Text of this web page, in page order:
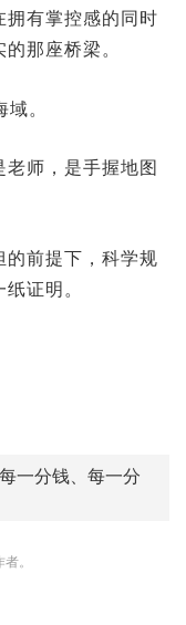
拥有掌控感的同时
那座桥梁。
。
师，是手握地图
的前提下，科学规
纸证明。
一分钱、每一分
。